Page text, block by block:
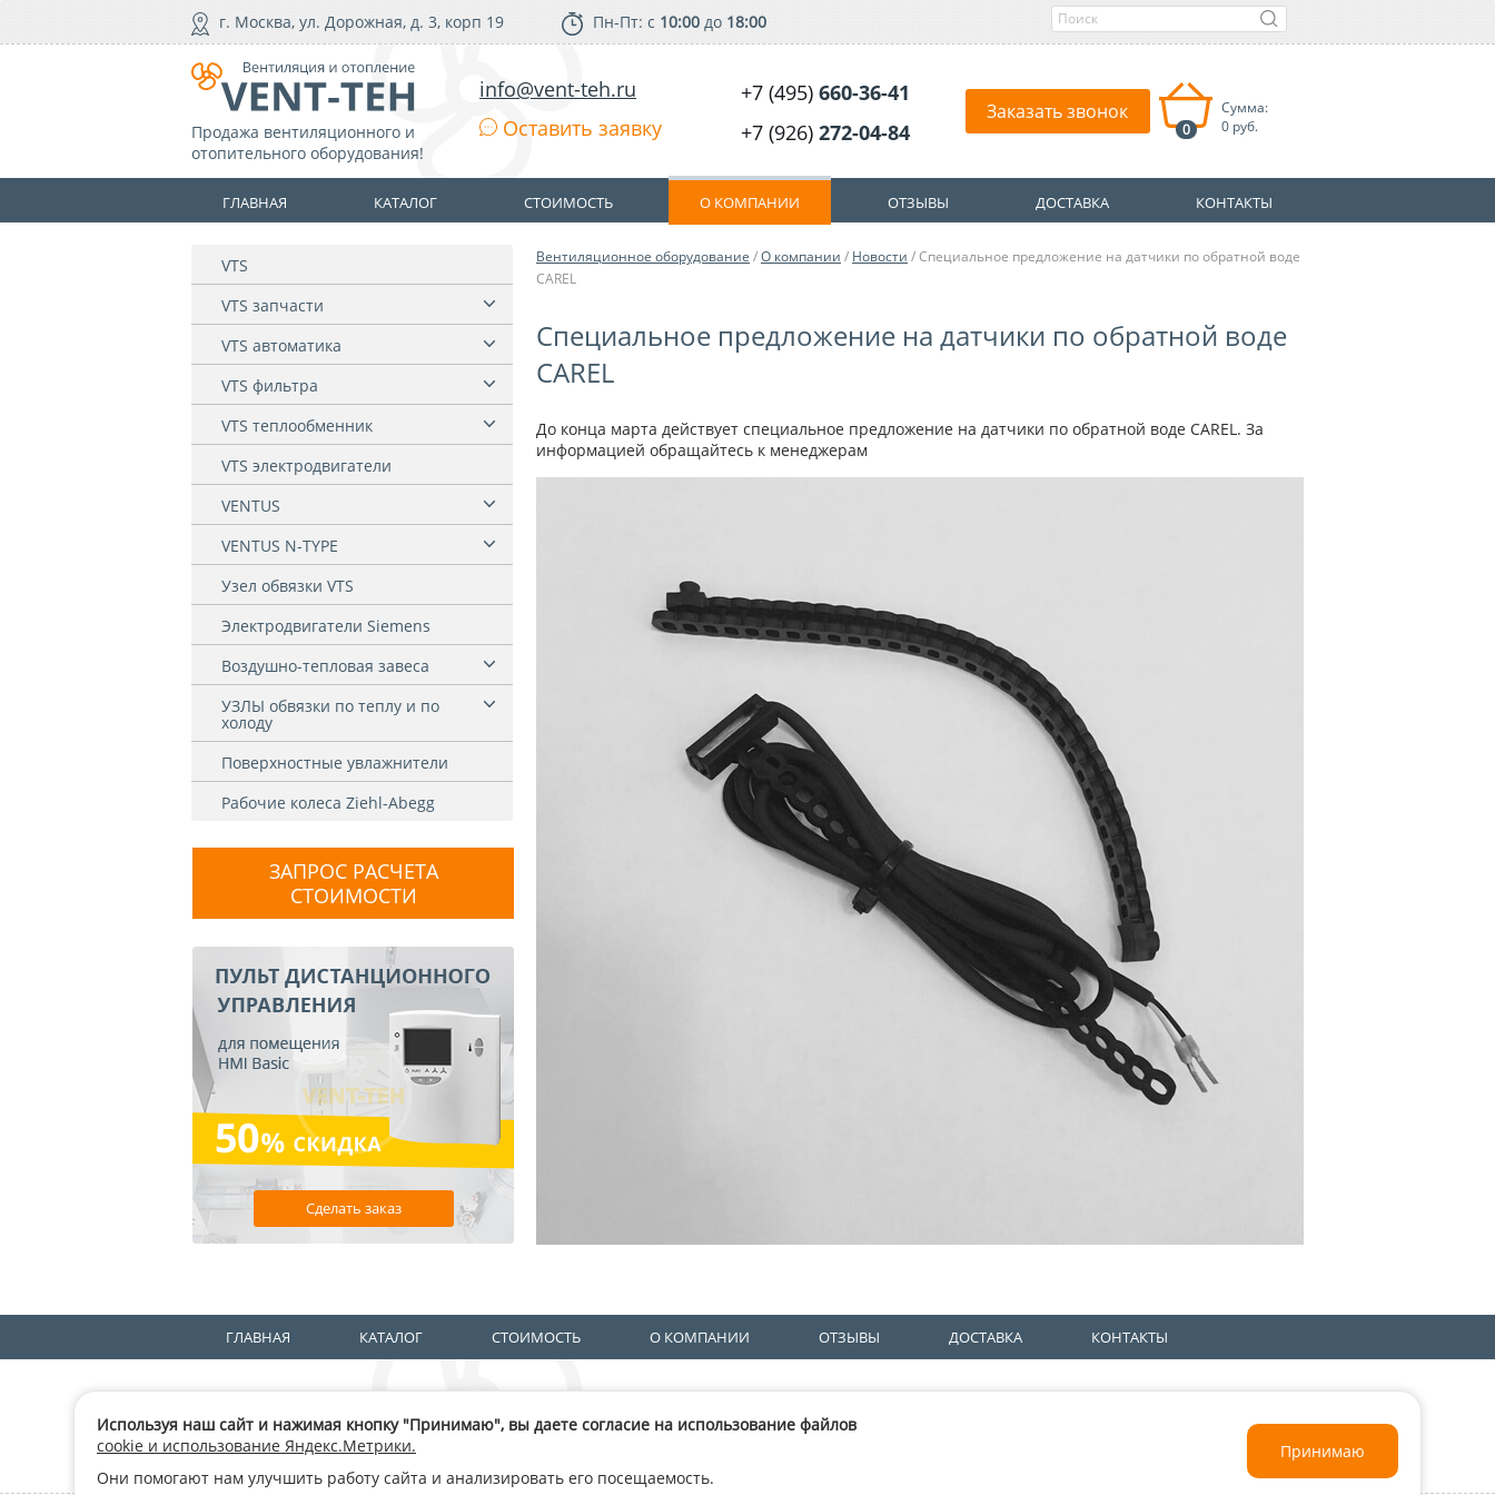
г. Москва, ул. Дорожная, д. 3, корп 19 Пн-Пт: с 10:00 до 18:00
Продажа вентиляционного и
отопительного оборудования!
info@vent-teh.ru
Оставить заявку
+7 (495) 660-36-41
+7 (926) 272-04-84
Заказать звонок
0
Сумма:
0 руб.
ГЛАВНАЯ КАТАЛОГ СТОИМОСТЬ О КОМПАНИИ ОТЗЫВЫ ДОСТАВКА КОНТАКТЫ
VTS
VTS запчасти
VTS автоматика
VTS фильтра
VTS теплообменник
VTS электродвигатели
VENTUS
VENTUS N-TYPE
Узел обвязки VTS
Электродвигатели Siemens
Воздушно-тепловая завеса
УЗЛЫ обвязки по теплу и по
холоду
Поверхностные увлажнители
Рабочие колеса Ziehl-Abegg
ЗАПРОС РАСЧЕТА
СТОИМОСТИ
Сделать заказ
Вентиляционное оборудование /О компании / Новости / Cпециальное предложение на датчики по обратной воде
CAREL
Cпециальное предложение на датчики по обратной воде
CAREL
До конца марта действует специальное предложение на датчики по обратной воде CAREL. За
информацией обращайтесь к менеджерам
ГЛАВНАЯ КАТАЛОГ СТОИМОСТЬ О КОМПАНИИ ОТЗЫВЫ ДОСТАВКА КОНТАКТЫ
г. Москва, ул. Дорожная, д. 3, корп
ИНН: 7723790378
Используя наш сайт и нажимая кнопку "Принимаю", вы даете согласие на использование файлов
cookie и использование Яндекс.Метрики.
Они помогают нам улучшить работу сайта и анализировать его посещаемость.
Принимаю